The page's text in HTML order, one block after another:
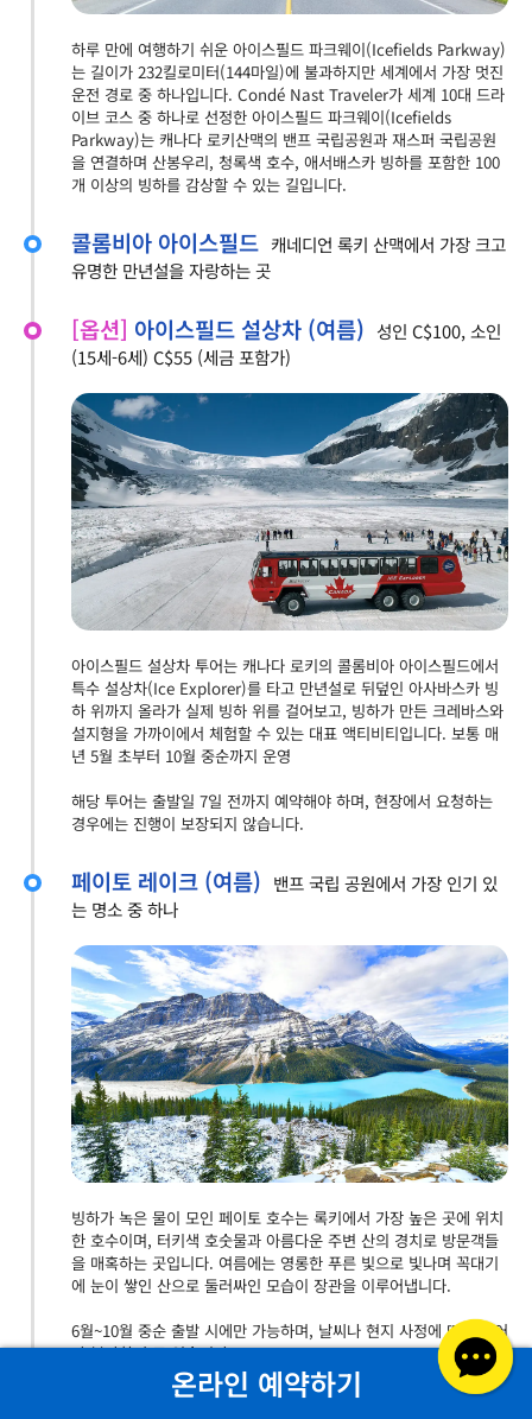
하루 만에 여행하기 쉬운 아이스필드 파크웨이(Icefields Parkway)
는 길이가 232킬로미터(144마일)에 불과하지만 세계에서 가장 멋진
운전 경로 중 하나입니다. Condé Nast Traveler가 세계 10대 드라
이브 코스 중 하나로 선정한 아이스필드 파크웨이(Icefields
Parkway)는 캐나다 로키산맥의 밴프 국립공원과 재스퍼 국립공원
을 연결하며 산봉우리, 청록색 호수, 애서배스카 빙하를 포함한 100
개 이상의 빙하를 감상할 수 있는 길입니다.
콜롬비아 아이스필드 캐네디언 록키 산맥에서 가장 크고
유명한 만년설을 자랑하는 곳
[옵션] 아이스필드 설상차 (여름) 성인 C$100, 소인
(15세-6세) C$55 (세금 포함가)
아이스필드 설상차 투어는 캐나다 로키의 콜롬비아 아이스필드에서
특수 설상차(Ice Explorer)를 타고 만년설로 뒤덮인 아사바스카 빙
하 위까지 올라가 실제 빙하 위를 걸어보고, 빙하가 만든 크레바스와
설지형을 가까이에서 체험할 수 있는 대표 액티비티입니다. 보통 매
년 5월 초부터 10월 중순까지 운영
해당 투어는 출발일 7일 전까지 예약해야 하며, 현장에서 요청하는
경우에는 진행이 보장되지 않습니다.
페이토 레이크 (여름) 밴프 국립 공원에서 가장 인기 있
는 명소 중 하나
빙하가 녹은 물이 모인 페이토 호수는 록키에서 가장 높은 곳에 위치
한 호수이며, 터키색 호숫물과 아름다운 주변 산의 경치로 방문객들
을 매혹하는 곳입니다. 여름에는 영롱한 푸른 빛으로 빛나며 꼭대기
에 눈이 쌓인 산으로 둘러싸인 모습이 장관을 이루어냅니다.
6월~10월 중순 출발 시에만 가능하며, 날씨나 현지 사정에 따라 투어
가 불가할 수도 있습니다
온라인 예약하기